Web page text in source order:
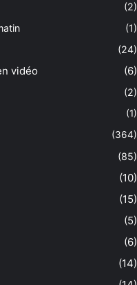
(2)
(1)
(24)
vidéo (6)
(2)
(1)
(364)
(85)
(10)
(15)
(5)
(6)
(14)